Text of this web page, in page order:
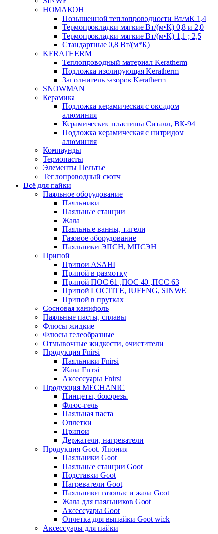
НОМАКОН
Повышенной теплопроводности Вт/мК 1,4
Термопрокладки мягкие Вт/(м•К) 0,8 и 2,0
Термопрокладки мягкие Вт/(м•К) 1,1 ; 2,5
Стандартные 0,8 Вт/(м*К)
KERATHERM
Теплопроводный материал Keratherm
Подложка изолирующая Keratherm
Заполнитель зазоров Keratherm
SNOWMAN
Керамика
Подложка керамическая с оксидом
алюминия
Керамические пластины Ситалл, ВК-94
Подложка керамическая с нитридом
алюминия
Компаунды
Термопасты
Элементы Пельтье
Теплопроводный скотч
Всё для пайки
Паяльное оборудование
Паяльники
Паяльные станции
Жала
Паяльные ванны, тигели
Газовое оборудование
Паяльники ЭПСН, МПСЭН
Припой
Припои ASAHI
Припой в размотку
Припой ПОС 61 ,ПОС 40 ,ПОС 63
Припой LOCTITE, JUFENG, SINWE
Припой в прутках
Сосновая канифоль
Паяльные пасты, сплавы
Флюсы жидкие
Флюсы гелеобразные
Отмывочные жидкости, очистители
Продукция Fnirsi
Паяльники Fnirsi
Жала Fnirsi
Аксессуары Fnirsi
Продукция MECHANIC
Пинцеты, бокорезы
Флюс-гель
Паяльная паста
Оплетки
Припои
Держатели, нагреватели
Продукция Goot, Япония
Паяльники Goot
Паяльные станции Goot
Подставки Goot
Нагреватели Goot
Паяльники газовые и жала Goot
Жала для паяльников Goot
Аксессуары Goot
Оплетка для выпайки Goot wick
Аксессуары для пайки